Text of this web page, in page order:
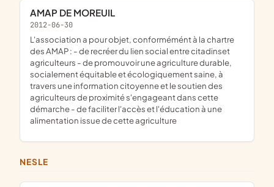
AMAP DE MOREUIL
2012-06-30
l'association a pour objet, conformémént à la chartre
des AMAP : - de recréer du lien social entre citadinset
agriculteurs - de promouvoir une agriculture durable,
socialement équitable et écologiquement saine, à
travers une information citoyenne et le soutien des
agriculteurs de proximité s'engageant dans cette
démarche - de faciliter l'accès et l'éducation à une
alimentation issue de cette agriculture
NESLE